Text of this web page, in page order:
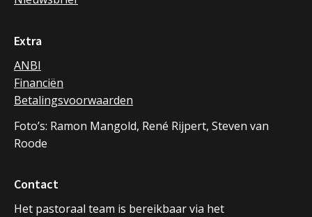
Extra
ANBI
Financiën
Betalingsvoorwaarden
Foto’s: Ramon Mangold, René Rijpert, Steven van
Roode
Contact
Het pastoraal team is bereikbaar via het